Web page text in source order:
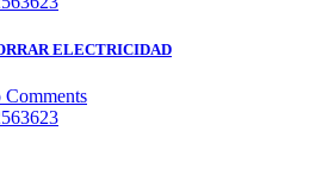
ELECTRICIDAD
Comments